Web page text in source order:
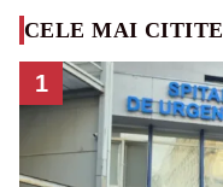
CELE MAI CITITE
1